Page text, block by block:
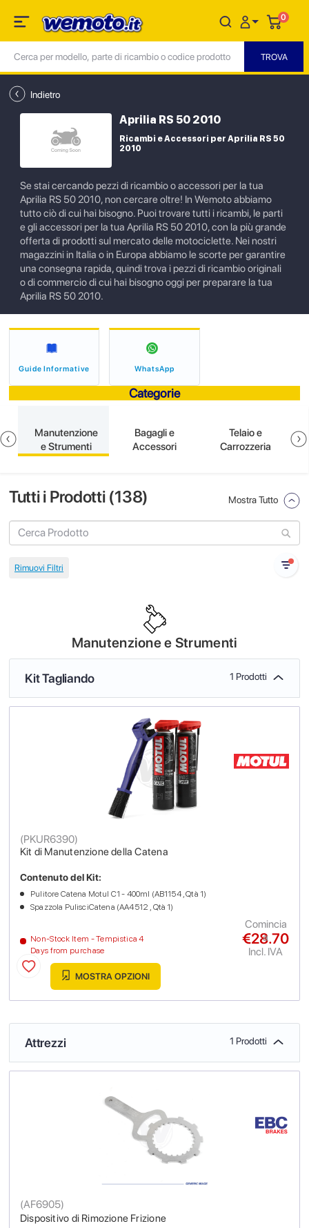
0
Indietro
Aprilia RS 50 2010
Ricambi e Accessori per Aprilia RS 50
2010
Se stai cercando pezzi di ricambio o accessori per la tua
Aprilia RS 50 2010, non cercare oltre! In Wemoto abbiamo
tutto ciò di cui hai bisogno. Puoi trovare tutti i ricambi, le parti
e gli accessori per la tua Aprilia RS 50 2010, con la più grande
offerta di prodotti sul mercato delle motociclette. Nei nostri
magazzini in Italia o in Europa abbiamo le scorte per garantire
una consegna rapida, quindi trova i pezzi di ricambio originali
o di commercio di cui hai bisogno oggi per preparare la tua
Aprilia RS 50 2010.
Guide Informative WhatsApp
Categorie
Manutenzione
e Strumenti
Bagagli e
Accessori
Telaio e
Carrozzeria
Tutti i Prodotti (138) Mostra Tutto
Manutenzione e Strumenti
Kit Tagliando 1 Prodotti
Kit di Manutenzione della Catena
(PKUR6390)
Non-Stock Item - Tempistica 4
Days from purchase
Contenuto del Kit:
Pulitore Catena Motul C1 - 400ml (AB1154 , Qtà 1)
Spazzola PulisciCatena (AA4512 , Qtà 1)
€28.70
Incl. IVA
Comincia
a
MOSTRA OPZIONI
Attrezzi 1 Prodotti
Dispositivo di Rimozione Frizione
(AF6905)